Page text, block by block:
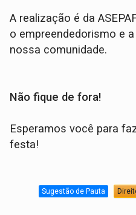
A realização é da
o empreendedorismo e
nossa comunidade.
Não fique de fora!
Esperamos você para
festa!
Sugestão de Pauta